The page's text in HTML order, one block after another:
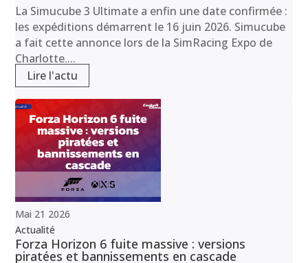
La Simucube 3 Ultimate a enfin une date confirmée :
les expéditions démarrent le 16 juin 2026. Simucube
a fait cette annonce lors de la SimRacing Expo de
Charlotte....
Lire l'actu
Mai 21 2026
Actualité
Forza Horizon 6 fuite massive : versions
piratées et bannissements en cascade